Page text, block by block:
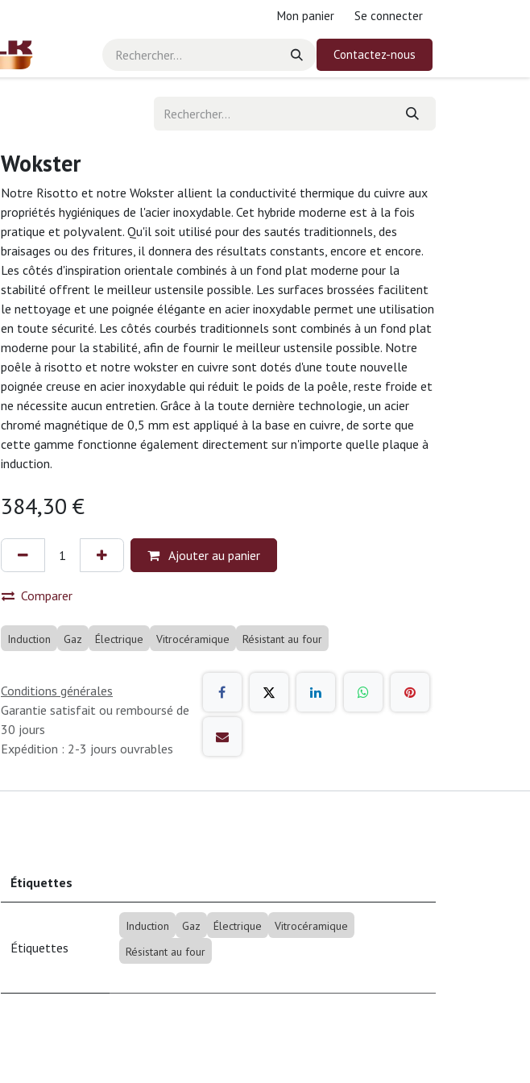
Mon panier Se connecter
Contactez-nous
Wokster
Notre Risotto et notre Wokster allient la conductivité thermique du cuivre aux
propriétés hygiéniques de l'acier inoxydable. Cet hybride moderne est à la fois
pratique et polyvalent. Qu'il soit utilisé pour des sautés traditionnels, des
braisages ou des fritures, il donnera des résultats constants, encore et encore.
Les côtés d'inspiration orientale combinés à un fond plat moderne pour la
stabilité offrent le meilleur ustensile possible. Les surfaces brossées facilitent
le nettoyage et une poignée élégante en acier inoxydable permet une utilisation
en toute sécurité. Les côtés courbés traditionnels sont combinés à un fond plat
moderne pour la stabilité, afin de fournir le meilleur ustensile possible. Notre
poêle à risotto et notre wokster en cuivre sont dotés d'une toute nouvelle
poignée creuse en acier inoxydable qui réduit le poids de la poêle, reste froide et
ne nécessite aucun entretien. Grâce à la toute dernière technologie, un acier
chromé magnétique de 0,5 mm est appliqué à la base en cuivre, de sorte que
cette gamme fonctionne également directement sur n'importe quelle plaque à
induction.
384,30 €
Ajouter au panier
Comparer
Induction Gaz Électrique Vitrocéramique Résistant au four
Conditions générales
Garantie satisfait ou remboursé de
30 jours
Expédition : 2-3 jours ouvrables
Étiquettes
Étiquettes
Induction Gaz Électrique
Vitrocéramique
Résistant au four